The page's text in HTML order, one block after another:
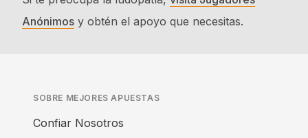
Anónimos y obtén el apoyo que necesitas.
SOBRE MEJORES APUESTAS
Confiar Nosotros